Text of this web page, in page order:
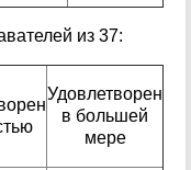
из 37:
Удовлетворен
в большей
мере